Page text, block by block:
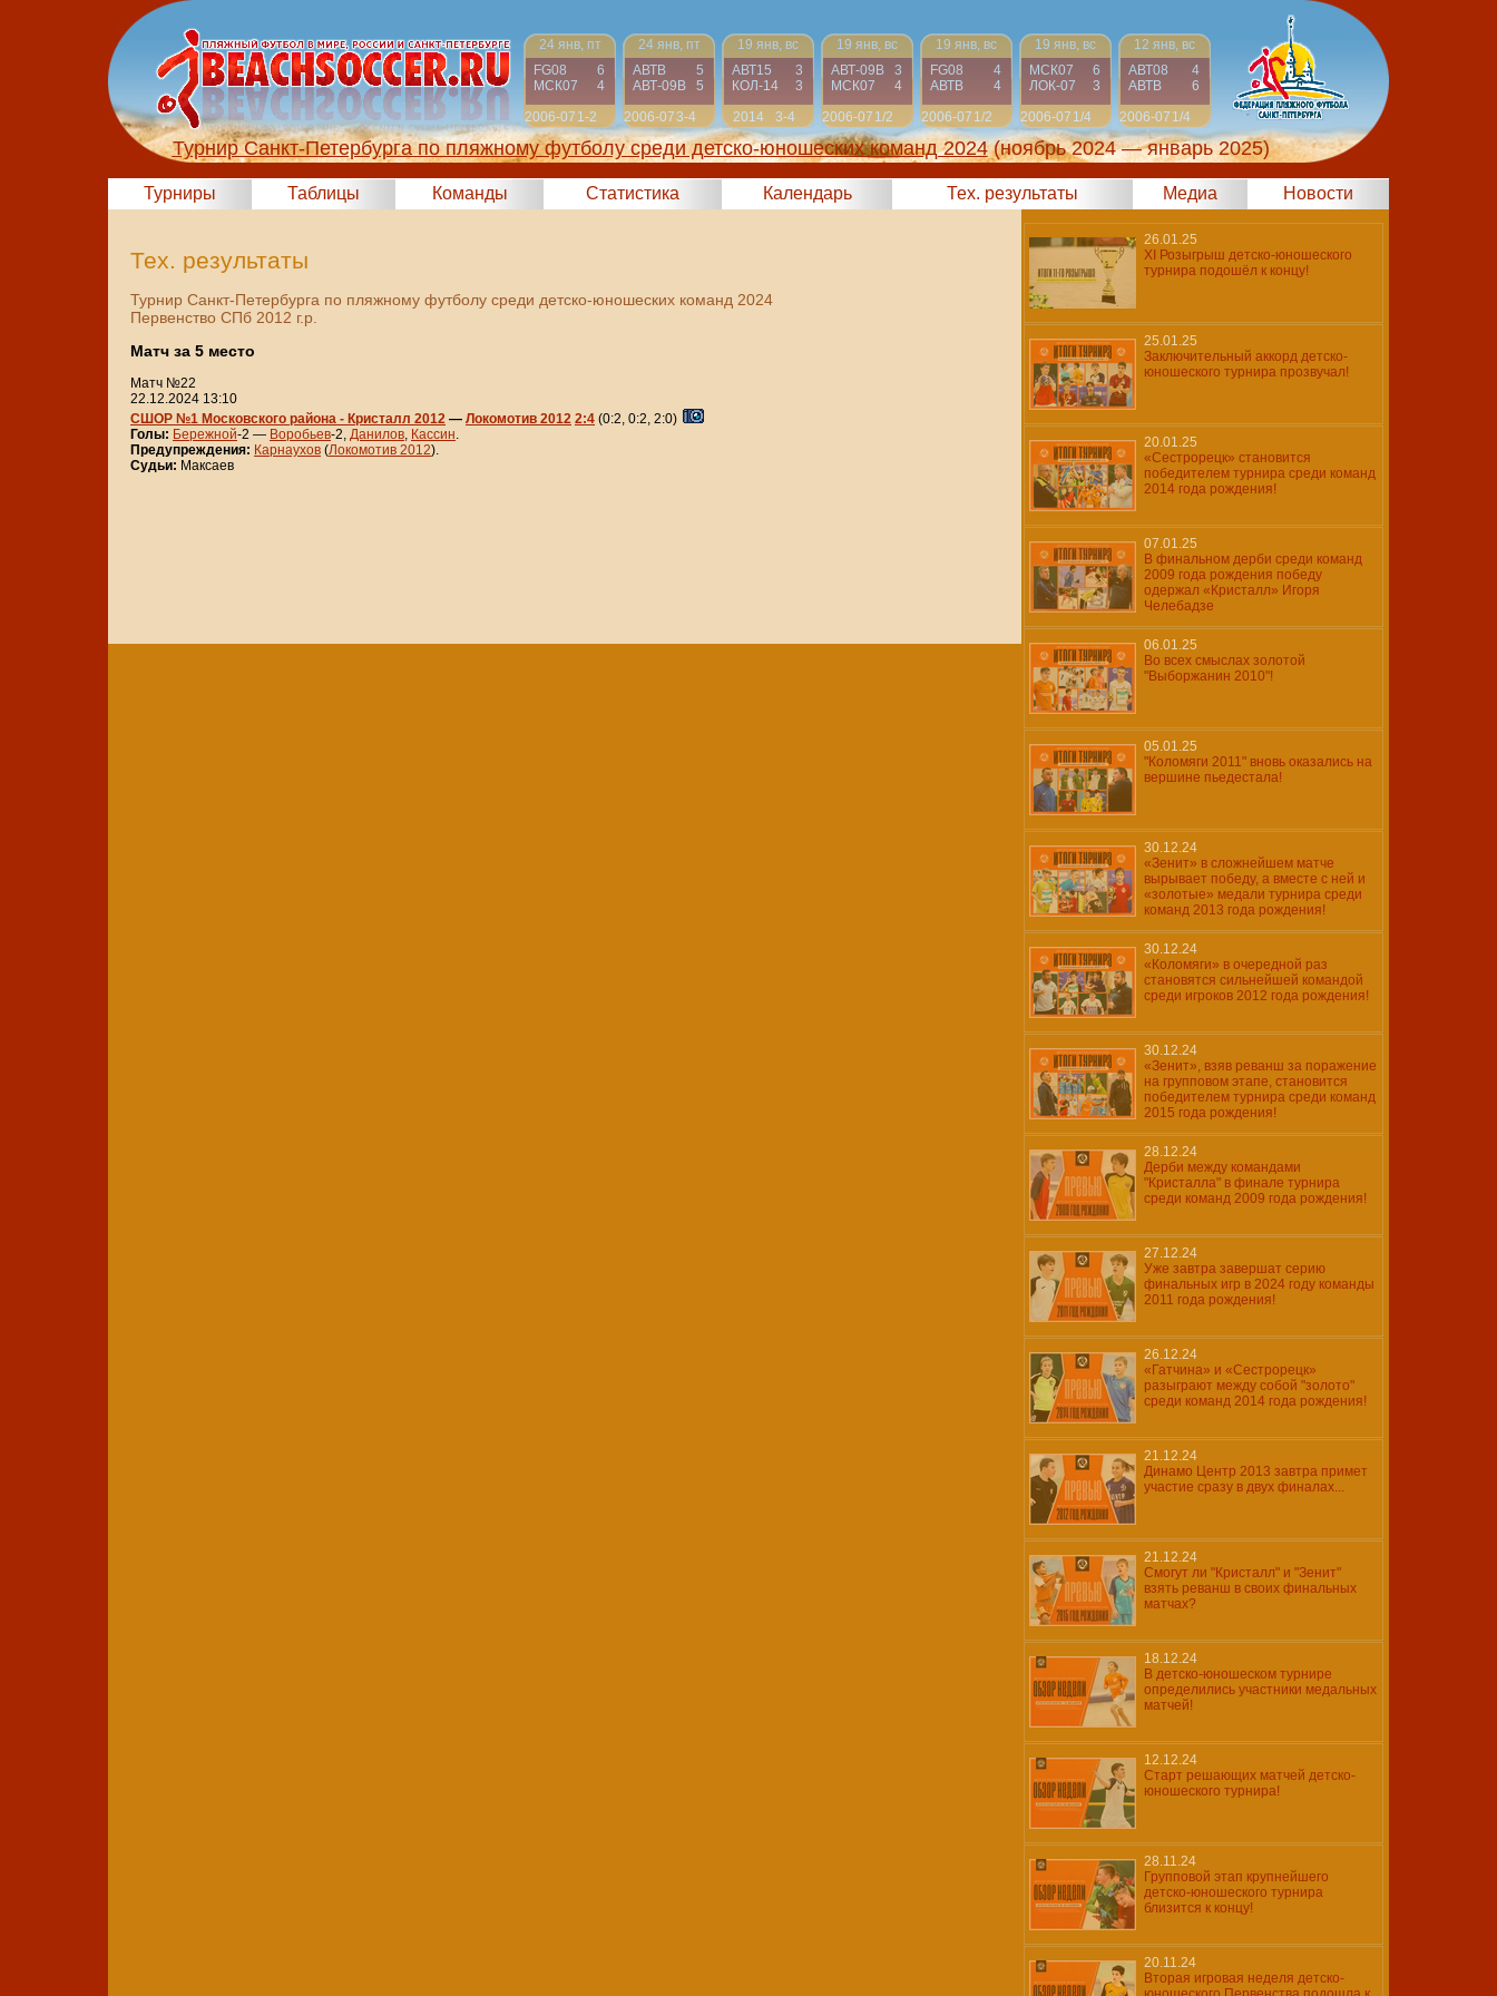
24 янв, пт
FG08
6
МСК07
4
2006-07 1-2
24 янв, пт
АВТВ
5
АВТ-09B
5
2006-073-4
19 янв, вс
АВТ15
3
КОЛ-14
3
2014
3-4
19 янв, вс
АВТ-09B
3
МСК07
4
2006-07 1/2
19 янв, вс
FG08
4
АВТВ
4
2006-07 1/2
19 янв, вс
МСК07
6
ЛОК-07
3
2006-07 1/4
12 янв, вс
АВТ08
4
АВТВ
6
2006-07 1/4
Турнир Санкт-Петербурга по пляжному футболу среди детско-юношеских команд 2024 (ноябрь 2024 — январь 2025)
Турниры Таблицы Команды Статистика Календарь Тех. результаты Медиа Новости
Тех. результаты
Турнир Санкт-Петербурга по пляжному футболу среди детско-юношеских команд 2024
Первенство СПб 2012 г.р.
Матч за 5 место
Матч №22
22.12.2024 13:10
СШОР №1 Московского района - Кристалл 2012 — Локомотив 2012 2:4 (0:2, 0:2, 2:0)
Голы: Бережной-2 — Воробьев-2, Данилов, Кассин.
Предупреждения: Карнаухов (Локомотив 2012).
Судьи: Максаев
26.01.25
XI Розыгрыш детско-юношеского
турнира подошёл к концу!
25.01.25
Заключительный аккорд детско-
юношеского турнира прозвучал!
20.01.25
«Сестрорецк» становится
победителем турнира среди команд
2014 года рождения!
07.01.25
В финальном дерби среди команд
2009 года рождения победу
одержал «Кристалл» Игоря
Челебадзе
06.01.25
Во всех смыслах золотой
"Выборжанин 2010"!
05.01.25
"Коломяги 2011" вновь оказались на
вершине пьедестала!
30.12.24
«Зенит» в сложнейшем матче
вырывает победу, а вместе с ней и
«золотые» медали турнира среди
команд 2013 года рождения!
30.12.24
«Коломяги» в очередной раз
становятся сильнейшей командой
среди игроков 2012 года рождения!
30.12.24
«Зенит», взяв реванш за поражение
на групповом этапе, становится
победителем турнира среди команд
2015 года рождения!
28.12.24
Дерби между командами
"Кристалла" в финале турнира
среди команд 2009 года рождения!
27.12.24
Уже завтра завершат серию
финальных игр в 2024 году команды
2011 года рождения!
26.12.24
«Гатчина» и «Сестрорецк»
разыграют между собой "золото"
среди команд 2014 года рождения!
21.12.24
Динамо Центр 2013 завтра примет
участие сразу в двух финалах...
21.12.24
Смогут ли "Кристалл" и "Зенит"
взять реванш в своих финальных
матчах?
18.12.24
В детско-юношеском турнире
определились участники медальных
матчей!
12.12.24
Старт решающих матчей детско-
юношеского турнира!
28.11.24
Групповой этап крупнейшего
детско-юношеского турнира
близится к концу!
20.11.24
Вторая игровая неделя детско-